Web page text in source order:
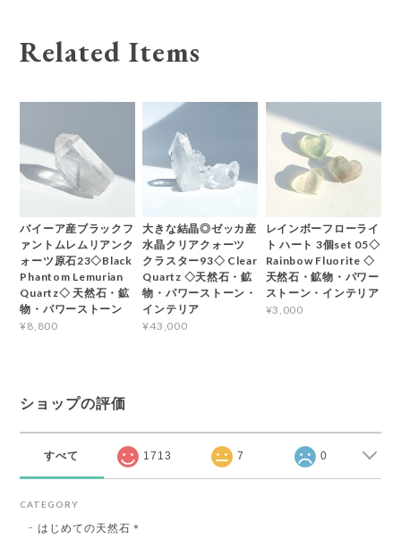
Related Items
バイーア産ブラックフ
ァントムレムリアンク
ォーツ原石23◇Black
Phantom Lemurian
Quartz◇ 天然石・鉱
物・パワーストーン
¥8,800
大きな結晶◎ゼッカ産
水晶クリアクォーツ
クラスター93◇ Clear
Quartz ◇天然石・鉱
物・パワーストーン・
インテリア
¥43,000
レインボーフローライ
ト ハート 3個set 05◇
Rainbow Fluorite ◇
天然石・鉱物・パワー
ストーン・インテリア
¥3,000
ショップの評価
すべて 1713 7 0
CATEGORY
はじめての天然石＊